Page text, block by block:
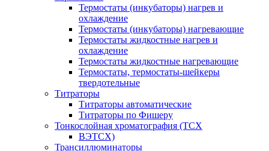
Термостаты (инкубаторы) нагрев и
охлаждение
Термостаты (инкубаторы) нагревающие
Термостаты жидкостные нагрев и
охлаждение
Термостаты жидкостные нагревающие
Термостаты, термостаты-шейкеры
твердотельные
Титраторы
Титраторы автоматические
Титраторы по Фишеру
Тонкослойная хроматография (ТСХ
ВЭТСХ)
Трансиллюминаторы